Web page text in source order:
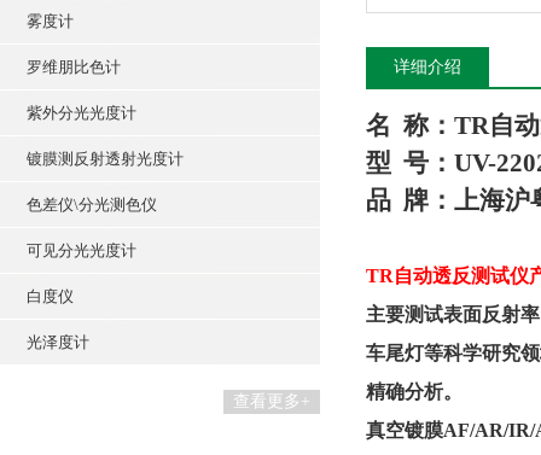
雾度计
罗维朋比色计
紫外分光光度计
镀膜测反射透射光度计
色差仪\分光测色仪
可见分光光度计
白度仪
光泽度计
查看更多+
详细介绍
名 称： TR自
型 号：UV-
品 牌 ：上海沪
TR自动透反测试仪
主要测试表面反射
车尾灯等科学研究
精确分析。
真空镀膜AF/AR/IR/